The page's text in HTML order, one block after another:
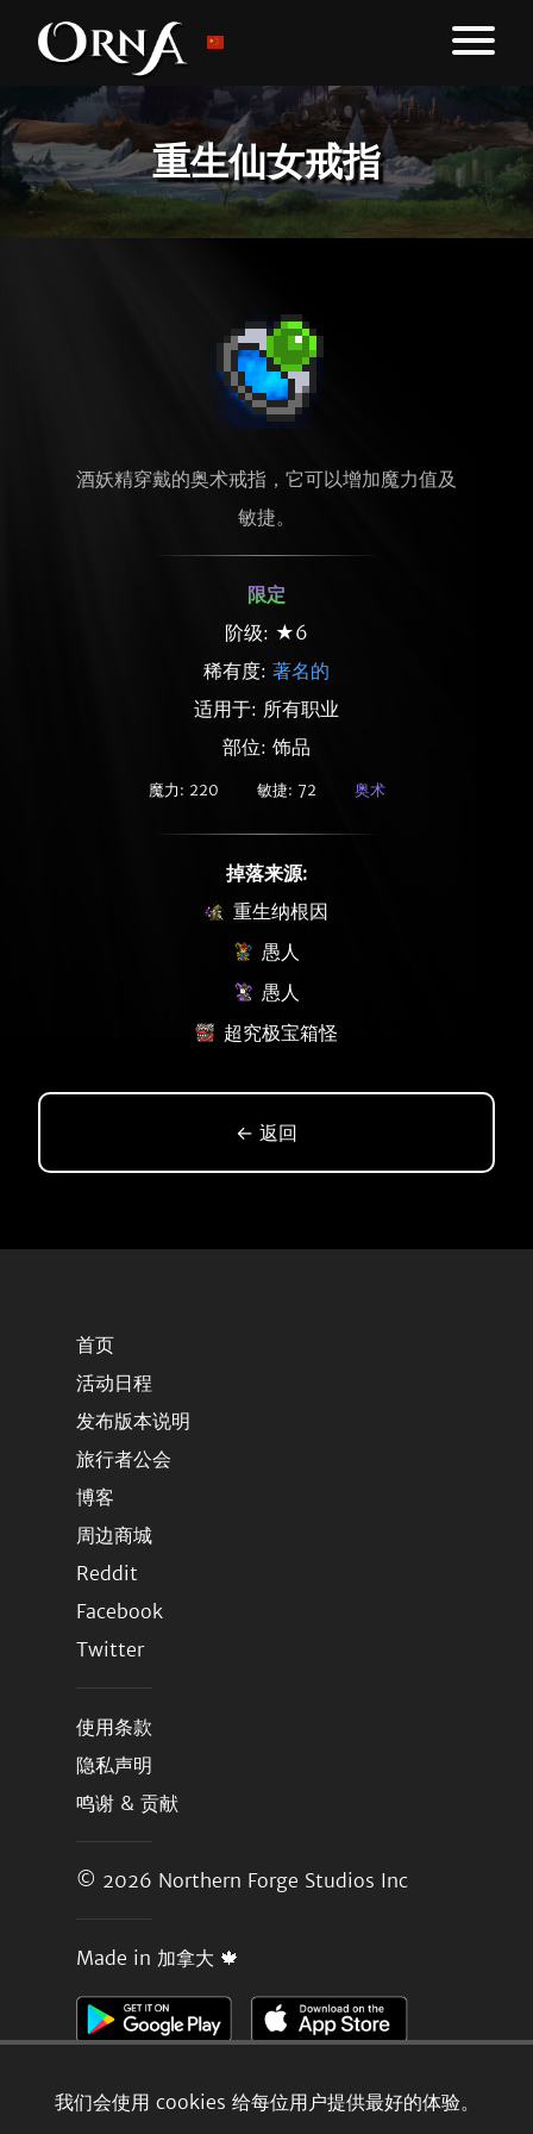
重生仙女戒指
我们会使用 cookies 给每位用户提供最好的体验。
酒妖精穿戴的奥术戒指，它可以增加魔力值及
敏捷。
限定
阶级: ★6
稀有度: 著名的
适用于: 所有职业
部位: 饰品
魔力: 220 敏捷: 72 奥术
掉落来源:
重生纳根因
愚人
愚人
超究极宝箱怪
← 返回
首页
活动日程
发布版本说明
旅行者公会
博客
周边商城
Reddit
Facebook
Twitter
使用条款
隐私声明
鸣谢 & 贡献
© 2026 Northern Forge Studios Inc
Made in 加拿大 🍁